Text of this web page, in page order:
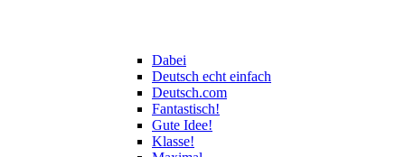
Dabei
Deutsch echt einfach
Deutsch.com
Fantastisch!
Gute Idee!
Klasse!